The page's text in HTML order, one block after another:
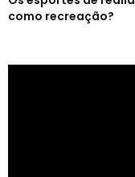
como recreação?